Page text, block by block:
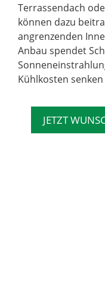
Terrassendach
können dazu
angrenzenden
Anbau spendet
Kühlkosten
JETZT